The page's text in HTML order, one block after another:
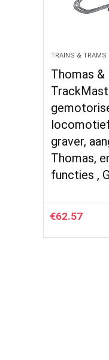
TRAINS & TRAMS
Thomas &
graver,
Thomas,
functies ,
€62.57